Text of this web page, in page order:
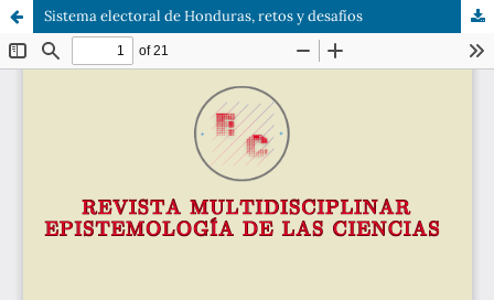
Sistema electoral de Honduras, retos y desafíos